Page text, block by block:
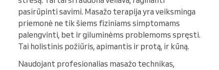
pasirūpinti savimi. Masažo terapija yra veiksminga
priemonė ne tik šiems fiziniams simptomams
palengvinti, bet ir giluminėms problemoms spręsti.
Tai holistinis požiūris, apimantis ir protą, ir kūną.
Naudojant profesionalias masažo technikas,